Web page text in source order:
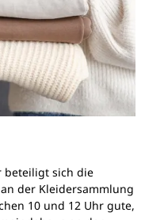
beteiligt sich die
der Kleidersammlung
10 und 12 Uhr gute,